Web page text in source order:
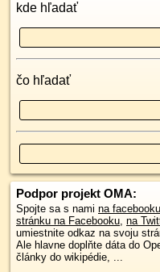
kde hľadať
čo hľadať
Podpor projekt OMA:
Spojte sa s nami na facebooku
stránku na Facebooku, na
umiestnite odkaz na svoju
Ale hlavne doplňte dáta do
články do wikipédie, ...